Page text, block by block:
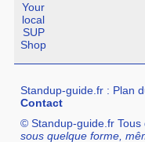
Your
local
SUP
Shop
Standup-guide.fr : Plan
Contact
© Standup-guide.fr Tous
sous quelque forme,